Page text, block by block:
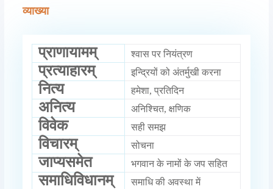
व्याख्या
प्राणायामम् श्वास पर नियंत्रण
प्रत्याहारम् इन्द्रियों को अंतर्मुखी करना
नित्य हमेशा, प्रतिदिन
अनित्य अनिश्चित, क्षणिक
विवेक सही समझ
विचारम् सोचना
जाप्यसमेत भगवान के नामों के जप सहित
समाधिविधानम् समाधि की अवस्था में